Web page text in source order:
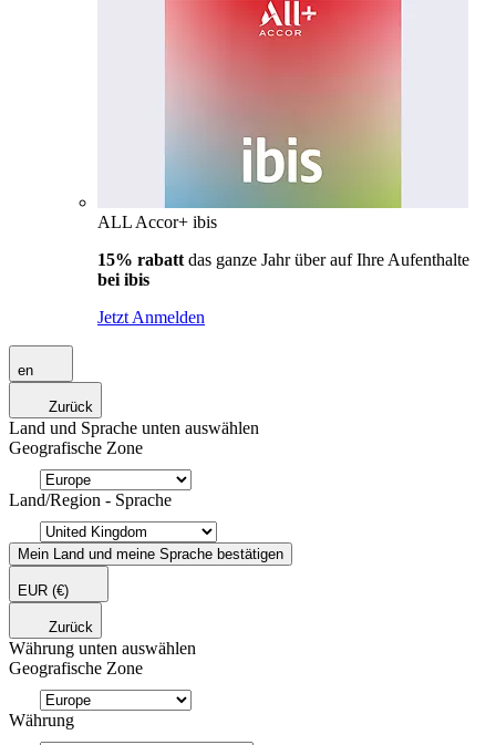
ALL Accor+ ibis
15% rabatt das ganze Jahr über auf Ihre Aufenthalte
bei ibis
Jetzt Anmelden
en
Zurück
Land und Sprache unten auswählen
Geografische Zone
Land/Region - Sprache
Mein Land und meine Sprache bestätigen
EUR (€)
Zurück
Währung unten auswählen
Geografische Zone
Währung